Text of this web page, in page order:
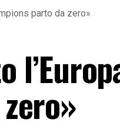
parto da zero»